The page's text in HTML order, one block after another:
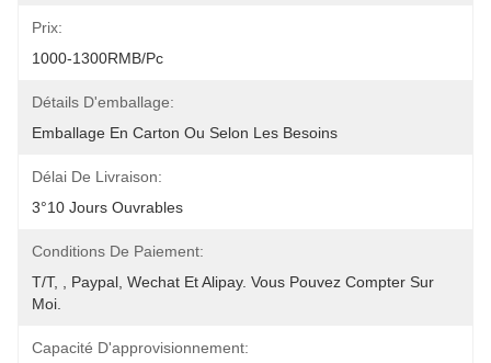
Prix:
1000-1300RMB/Pc
Détails D'emballage:
Emballage En Carton Ou Selon Les Besoins
Délai De Livraison:
3°10 Jours Ouvrables
Conditions De Paiement:
T/T, , Paypal, Wechat Et Alipay. Vous Pouvez Compter Sur
Moi.
Capacité D'approvisionnement: